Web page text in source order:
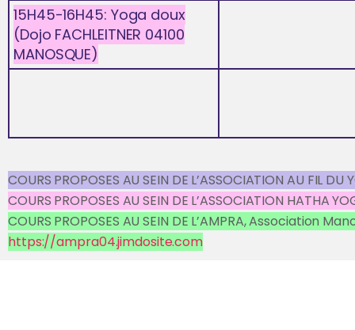
15H45-16H45: Yoga doux
(Dojo FACHLEITNER 04100
MANOSQUE)
COURS PROPOSES AU SEIN DE L’ASSOCIATION AU FIL
COURS PROPOSES AU SEIN DE L’ASSOCIATION HATHA
COURS PROPOSES AU SEIN DE L’AMPRA, Association
https://ampra04.jimdosite.com